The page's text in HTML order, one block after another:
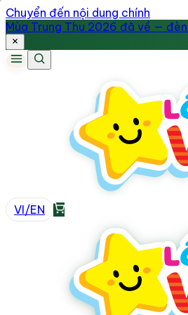
Chuyển đến nội dung chính
Mùa Trung Thu 2026 đã về —
VI/EN